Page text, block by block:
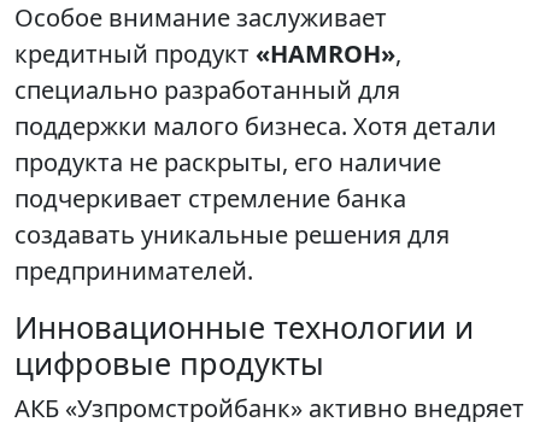
Особое внимание заслуживает
кредитный продукт «HAMROH»,
специально разработанный для
поддержки малого бизнеса. Хотя детали
продукта не раскрыты, его наличие
подчеркивает стремление банка
создавать уникальные решения для
предпринимателей.
Инновационные технологии и
цифровые продукты
АКБ «Узпромстройбанк» активно внедряет